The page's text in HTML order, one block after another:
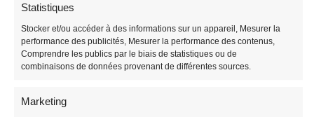
Statistiques
Stocker et/ou accéder à des informations sur un appareil, Mesurer la
performance des publicités, Mesurer la performance des contenus,
Comprendre les publics par le biais de statistiques ou de
combinaisons de données provenant de différentes sources.
Marketing
Sac Banane Matelassé
34,90€
Sac Banane Femme
Cuir Chic Bicolore
89,90€